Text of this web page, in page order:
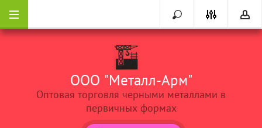
ООО "Металл-Арм"
Оптовая торговля черными металлами в
первичных формах